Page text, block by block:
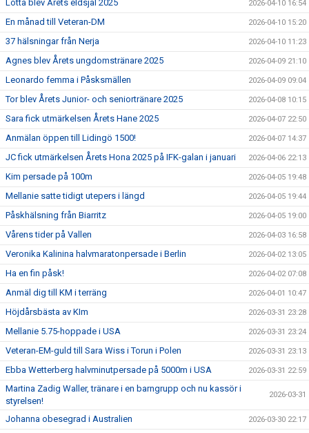
Lotta blev Årets eldsjäl 2025 2026-04-10 16:54
En månad till Veteran-DM 2026-04-10 15:20
37 hälsningar från Nerja 2026-04-10 11:23
Agnes blev Årets ungdomstränare 2025 2026-04-09 21:10
Leonardo femma i Påsksmällen 2026-04-09 09:04
Tor blev Årets Junior- och seniortränare 2025 2026-04-08 10:15
Sara fick utmärkelsen Årets Hane 2025 2026-04-07 22:50
Anmälan öppen till Lidingö 1500! 2026-04-07 14:37
JC fick utmärkelsen Årets Hona 2025 på IFK-galan i januari 2026-04-06 22:13
Kim persade på 100m 2026-04-05 19:48
Mellanie satte tidigt utepers i längd 2026-04-05 19:44
Påskhälsning från Biarritz 2026-04-05 19:00
Vårens tider på Vallen 2026-04-03 16:58
Veronika Kalinina halvmaratonpersade i Berlin 2026-04-02 13:05
Ha en fin påsk! 2026-04-02 07:08
Anmäl dig till KM i terräng 2026-04-01 10:47
Höjdårsbästa av KIm 2026-03-31 23:28
Mellanie 5.75-hoppade i USA 2026-03-31 23:24
Veteran-EM-guld till Sara Wiss i Torun i Polen 2026-03-31 23:13
Ebba Wetterberg halvminutpersade på 5000m i USA 2026-03-31 22:59
Martina Zadig Waller, tränare i en barngrupp och nu kassör i
styrelsen!
2026-03-31
Johanna obesegrad i Australien 2026-03-30 22:17